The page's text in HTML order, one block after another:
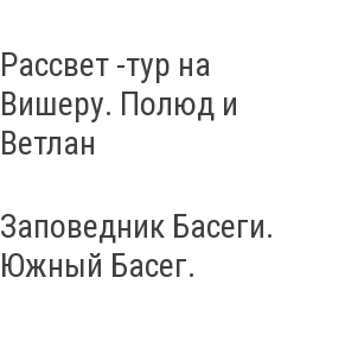
Рассвет -тур на
Вишеру. Полюд и
Ветлан
Заповедник Басеги.
Южный Басег.